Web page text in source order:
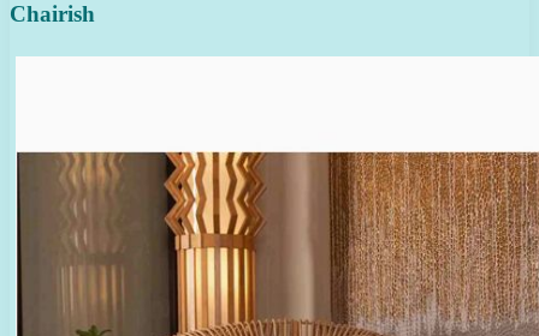
Chairish